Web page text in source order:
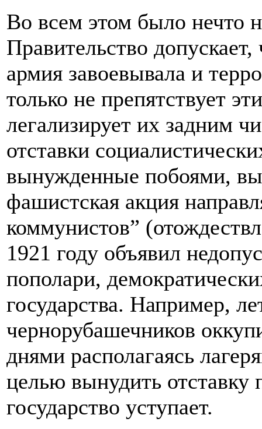
Во всем этом было нечто
Правительство
армия завоевывала и
только не препятствует
легализирует их задним
отставки
вынужденные побоями,
фашистская акция
коммунистов”
1921 году объявил
пополари,
государства. Например,
чернорубашечников
днями располагаясь
целью вынудить
государство уступает.